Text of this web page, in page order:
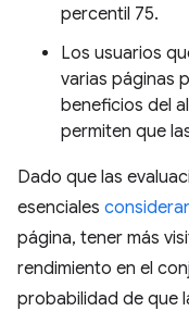
percentil 75.
Los usuarios
varias páginas
beneficios del
permiten que
Dado que las
esenciales
página, tener más
rendimiento en el
probabilidad de que